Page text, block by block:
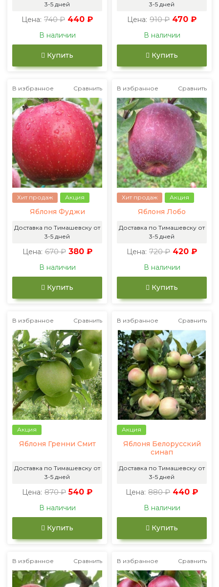
3-5 дней
Цена: 740 ₽ 440 ₽
В наличии
Купить
3-5 дней
Цена: 910 ₽ 470 ₽
В наличии
Купить
В избранное Сравнить
Хит продаж Акция
Яблоня Фуджи
Доставка по Тимашевску от
3-5 дней
Цена: 670 ₽ 380 ₽
В наличии
Купить
В избранное Сравнить
Хит продаж Акция
Яблоня Лобо
Доставка по Тимашевску от
3-5 дней
Цена: 720 ₽ 420 ₽
В наличии
Купить
В избранное Сравнить
Акция
Яблоня Гренни Смит
Доставка по Тимашевску от
3-5 дней
Цена: 870 ₽ 540 ₽
В наличии
Купить
В избранное Сравнить
Акция
Яблоня Белорусский
синап
Доставка по Тимашевску от
3-5 дней
Цена: 880 ₽ 440 ₽
В наличии
Купить
В избранное Сравнить В избранное Сравнить